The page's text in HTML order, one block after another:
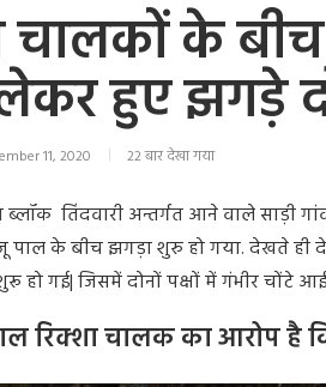
चालकों के
हुए झगड़े
11, 2020 22 बार देखा गया
ब्लॉक तिंदवारी अन्तर्गत आने वाले साड़ी
के बीच झगड़ा शुरु हो गया. देखते ही
हो गई|जिसमें दोनों पक्षों में गंभीर चोंटे
रिक्शा चालक का आरोप है